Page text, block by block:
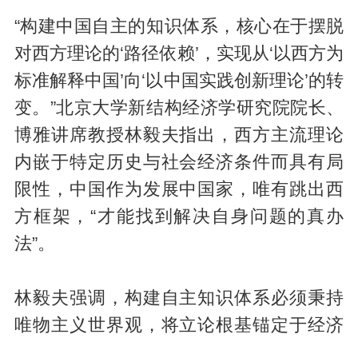
“构建中国自主的知识体系，核心在于摆脱
对西方理论的‘路径依赖’，实现从‘以西方为
标准解释中国’向‘以中国实践创新理论’的转
变。”北京大学新结构经济学研究院院长、
博雅讲席教授林毅夫指出，西方主流理论
内嵌于特定历史与社会经济条件而具有局
限性，中国作为发展中国家，唯有跳出西
方框架，“才能找到解决自身问题的真办
法”。
林毅夫强调，构建自主知识体系必须秉持
唯物主义世界观，将立论根基锚定于经济